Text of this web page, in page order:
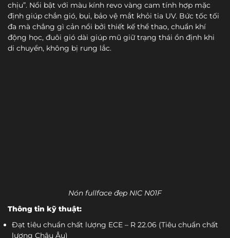
chịu”. Nổi bật với màu kính revo vàng cam tính hợp mặc
định giúp chắn gió, bụi, bảo vệ mắt khỏi tia UV. Bức tốc tối
đa mà chẳng gì cản nổi bởi thiết kế thể thao, chuẩn khí
động học, đuôi gió dài giúp mũ giữ trạng thái ổn định khi
di chuyển, không bị rung lắc.
Nón fullface đẹp NIC N01F
Thông tin kỹ thuật:
Đạt tiêu chuẩn chất lượng ECE – R 22.06 (Tiêu chuẩn chất
lượng Châu Âu)